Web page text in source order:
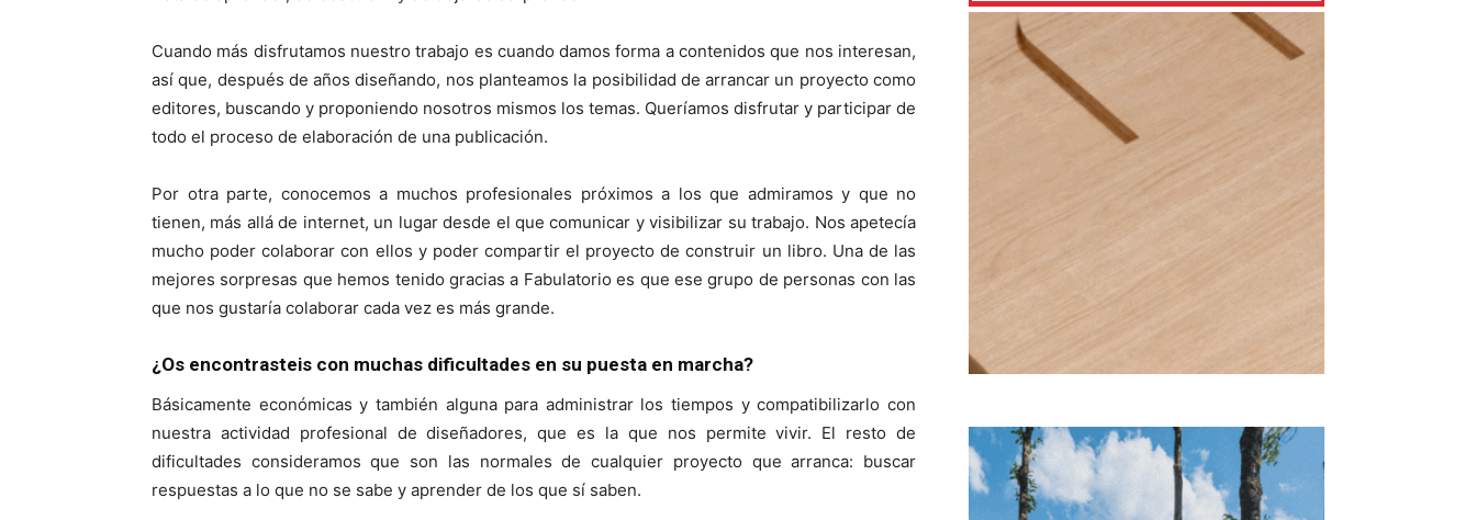
Cuando más disfrutamos nuestro trabajo es cuando damos forma a contenidos que nos interesan,
así que, después de años diseñando, nos planteamos la posibilidad de arrancar un proyecto como
editores, buscando y proponiendo nosotros mismos los temas. Queríamos disfrutar y participar de
todo el proceso de elaboración de una publicación.
Por otra parte, conocemos a muchos profesionales próximos a los que admiramos y que no
tienen, más allá de internet, un lugar desde el que comunicar y visibilizar su trabajo. Nos apetecía
mucho poder colaborar con ellos y poder compartir el proyecto de construir un libro. Una de las
mejores sorpresas que hemos tenido gracias a Fabulatorio es que ese grupo de personas con las
que nos gustaría colaborar cada vez es más grande.
¿Os encontrasteis con muchas dificultades en su puesta en marcha?
Básicamente económicas y también alguna para administrar los tiempos y compatibilizarlo con
nuestra actividad profesional de diseñadores, que es la que nos permite vivir. El resto de
dificultades consideramos que son las normales de cualquier proyecto que arranca: buscar
respuestas a lo que no se sabe y aprender de los que sí saben.